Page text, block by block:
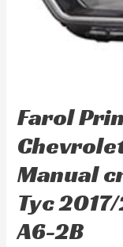
Farol
Manual
Tyc
A6-2B